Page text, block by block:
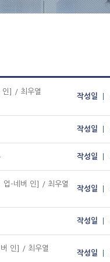
인] / 최우열
작성일
작성일
작성일
업-네버 인] / 최우열
작성일
작성일
인] / 최우열
작성일